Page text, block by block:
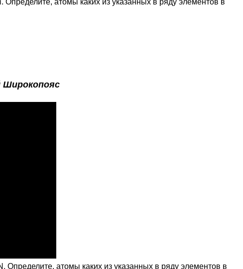
атомы каких из указанных в ряду элементов в
Широкопояс
атомы каких из указанных в ряду элементов в